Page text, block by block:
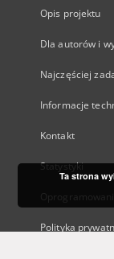
Opis projektu
Dla autorów i
Najczęściej
Informacje
Kontakt
Statystyki
Polityka
Ta strona